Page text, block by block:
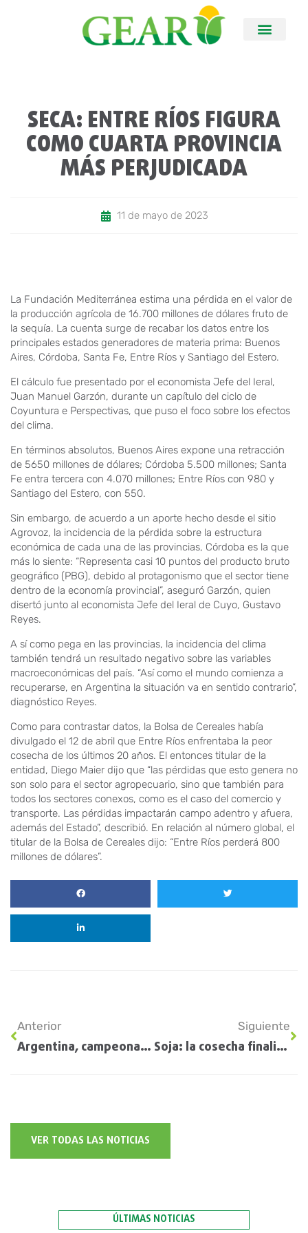
SECA: ENTRE RÍOS FIGURA
COMO CUARTA PROVINCIA
MÁS PERJUDICADA
11 de mayo de 2023
La Fundación Mediterránea estima una pérdida en el valor de
la producción agrícola de 16.700 millones de dólares fruto de
la sequía. La cuenta surge de recabar los datos entre los
principales estados generadores de materia prima: Buenos
Aires, Córdoba, Santa Fe, Entre Ríos y Santiago del Estero.
El cálculo fue presentado por el economista Jefe del Ieral,
Juan Manuel Garzón, durante un capítulo del ciclo de
Coyuntura e Perspectivas, que puso el foco sobre los efectos
del clima.
En términos absolutos, Buenos Aires expone una retracción
de 5650 millones de dólares; Córdoba 5.500 millones; Santa
Fe entra tercera con 4.070 millones; Entre Ríos con 980 y
Santiago del Estero, con 550.
Sin embargo, de acuerdo a un aporte hecho desde el sitio
Agrovoz, la incidencia de la pérdida sobre la estructura
económica de cada una de las provincias, Córdoba es la que
más lo siente: “Representa casi 10 puntos del producto bruto
geográfico (PBG), debido al protagonismo que el sector tiene
dentro de la economía provincial”, aseguró Garzón, quien
disertó junto al economista Jefe del Ieral de Cuyo, Gustavo
Reyes.
A sí como pega en las provincias, la incidencia del clima
también tendrá un resultado negativo sobre las variables
macroeconómicas del país. “Así como el mundo comienza a
recuperarse, en Argentina la situación va en sentido contrario”,
diagnóstico Reyes.
Como para contrastar datos, la Bolsa de Cereales había
divulgado el 12 de abril que Entre Ríos enfrentaba la peor
cosecha de los últimos 20 años. El entonces titular de la
entidad, Diego Maier dijo que “las pérdidas que esto genera no
son solo para el sector agropecuario, sino que también para
todos los sectores conexos, como es el caso del comercio y
transporte. Las pérdidas impactarán campo adentro y afuera,
además del Estado”, describió. En relación al número global, el
titular de la Bolsa de Cereales dijo: “Entre Ríos perderá 800
millones de dólares”.
Anterior
Argentina, campeona del mundo en el ranking de los países que menos nutrientes repone al suelo
Siguiente
Soja: la cosecha finaliza con muy bajos rendimientos
VER TODAS LAS NOTICIAS
ÚLTIMAS NOTICIAS